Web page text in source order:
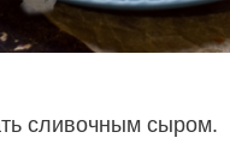
сливочным сыром.